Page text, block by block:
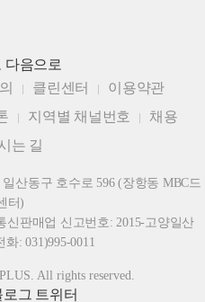
다음으로
클린센터
이용약관
지역별 채널번호
채용
는 길
산동구 호수로 596 (장항동 MBC드
터)
신판매업 신고번호: 2015-고양일산
: 031)995-0011
All rights reserved.
로그 트위터